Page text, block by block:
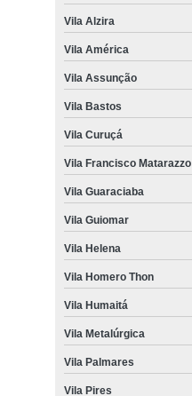
Vila Alzira
Vila América
Vila Assunção
Vila Bastos
Vila Curuçá
Vila Francisco Matarazzo
Vila Guaraciaba
Vila Guiomar
Vila Helena
Vila Homero Thon
Vila Humaitá
Vila Metalúrgica
Vila Palmares
Vila Pires